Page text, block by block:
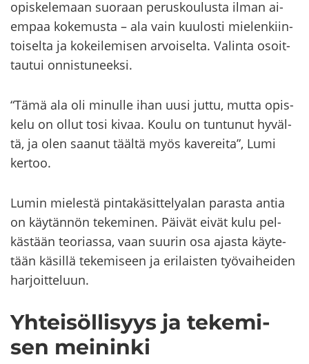
opis­ke­le­maan suo­raan pe­rus­kou­lus­ta ilman ai­
em­paa ko­ke­mus­ta – ala vain kuu­los­ti mie­len­kiin­
toi­sel­ta ja ko­kei­le­mi­sen ar­voi­sel­ta. Va­lin­ta osoit­
tau­tui on­nis­tu­neek­si.
“Tämä ala oli mi­nul­le ihan uusi juttu, mutta opis­
ke­lu on ollut tosi kivaa. Koulu on tun­tu­nut hy­väl­
tä, ja olen saa­nut tääl­tä myös ka­ve­rei­ta”, Lumi
ker­too.
Lumin mie­les­tä pin­ta­kä­sit­te­ly­alan pa­ras­ta antia
on käy­tän­nön te­ke­mi­nen. Päi­vät eivät kulu pel­
käs­tään teo­rias­sa, vaan suu­rin osa ajas­ta käy­te­
tään kä­sil­lä te­ke­mi­seen ja eri­lais­ten työ­vai­hei­den
har­joit­te­luun.
Yh­tei­söl­li­syys ja te­ke­mi­
sen mei­nin­ki